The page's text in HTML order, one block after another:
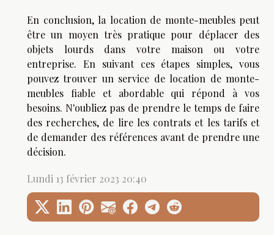
En conclusion, la location de monte-meubles peut
être un moyen très pratique pour déplacer des
objets lourds dans votre maison ou votre
entreprise. En suivant ces étapes simples, vous
pouvez trouver un service de location de monte-
meubles fiable et abordable qui répond à vos
besoins. N'oubliez pas de prendre le temps de faire
des recherches, de lire les contrats et les tarifs et
de demander des références avant de prendre une
décision.
Lundi 13 février 2023 20:40